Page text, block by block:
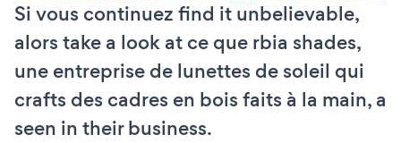
Si vous continuez find it unbelievable,
alors take a look at ce que rbia shades,
une entreprise de lunettes de soleil qui
crafts des cadres en bois faits à la main, a
seen in their business.